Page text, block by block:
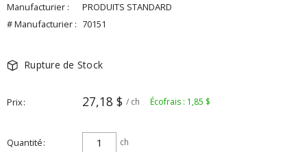
Manufacturier :
PRODUITS STANDARD
# Manufacturier : 70151
Rupture de Stock
Prix 27,18 $ / ch Écofrais : 1,85 $
Quantité ch